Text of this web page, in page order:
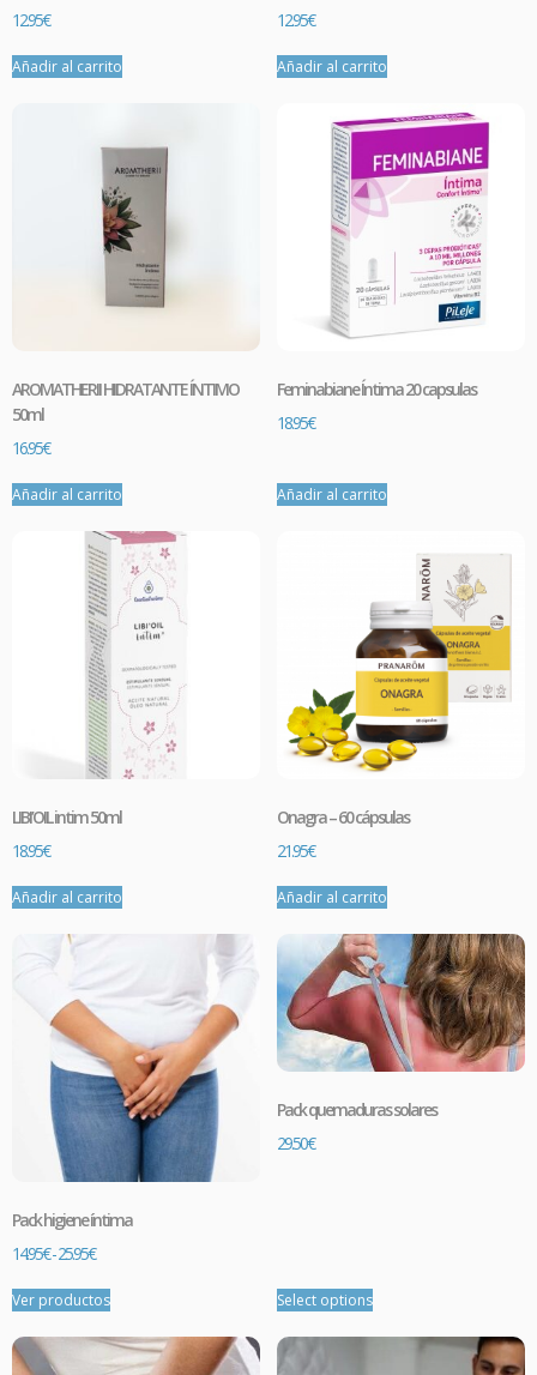
12.95€
Añadir al carrito
12.95€
Añadir al carrito
AROMATHERII HIDRATANTE ÍNTIMO
50ml
16.95€
Añadir al carrito
Feminabiane Íntima 20 capsulas
18.95€
Añadir al carrito
LIBI’OIL intim 50ml
18.95€
Añadir al carrito
Onagra – 60 cápsulas
21.95€
Añadir al carrito
Pack higiene íntima
14.95€-25.95€
Ver productos
Pack quemaduras solares
29.50€
Select options